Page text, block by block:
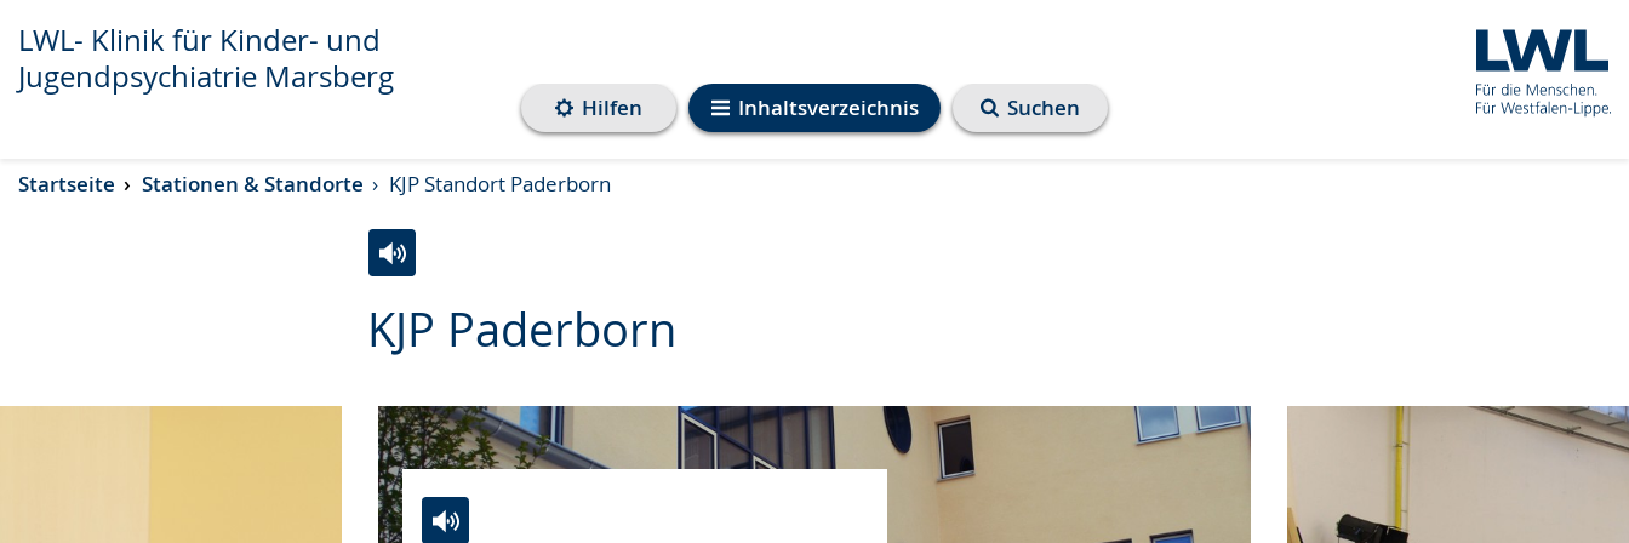
Transkript anzeigen
Abspielen
Pausieren
LWL- Klinik für Kinder- und
Jugendpsychiatrie Marsberg
Inhaltsverzeichnis
Hilfen Suchen
Startseite Stationen & Standorte KJP Standort Paderborn
KJP Paderborn
Leichten
Sprache
wechseln.
Audio-
Unterstützung.
Video
Deutscher
Gebärdensprache
wird
angezeigt.